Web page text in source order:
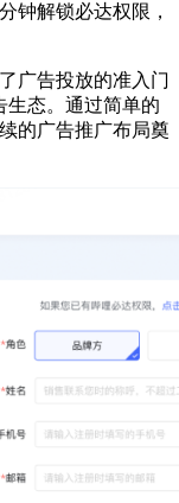
钟解锁必达权限，
广告投放的准入门
生态。通过简单的
的广告推广布局奠